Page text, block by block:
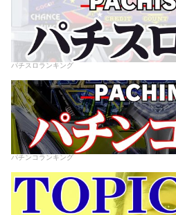
パチスロランキング
パチンコランキング